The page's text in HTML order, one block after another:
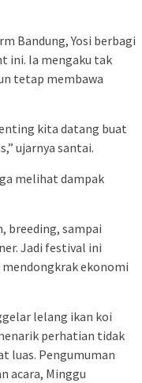
Bandung, Yosi berbagi
ini. Ia mengaku tak
tetap membawa
kita datang buat
ujarnya santai.
melihat dampak
breeding, sampai
Jadi festival ini
ekonomi
lelang ikan koi
perhatian tidak
luas. Pengumuman
acara, Minggu